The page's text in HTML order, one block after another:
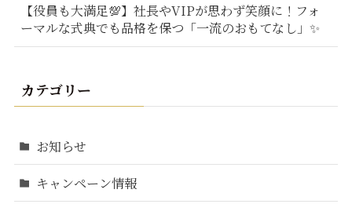
【役員も大満足💯】社長やVIPが思わず笑顔に！フォ
ーマルな式典でも品格を保つ「一流のおもてなし」✨
カテゴリー
お知らせ
キャンペーン情報